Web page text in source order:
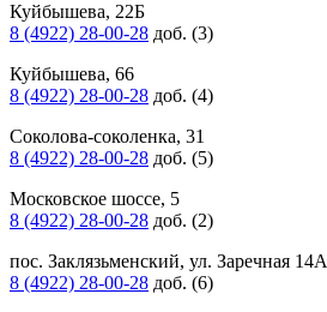
Куйбышева, 22Б
8 (4922) 28-00-28 доб. (3)
Куйбышева, 66
8 (4922) 28-00-28 доб. (4)
Соколова-соколенка, 31
8 (4922) 28-00-28 доб. (5)
Московское шоссе, 5
8 (4922) 28-00-28 доб. (2)
пос. Заклязьменский, ул. Заречная 14А
8 (4922) 28-00-28 доб. (6)